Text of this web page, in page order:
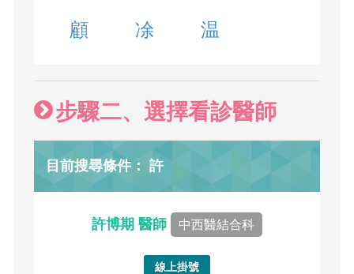
顧 凃 温
步驟二、選擇看診醫師
目前搜尋條件： 許
許博期 醫師 中西醫結合科
線上掛號